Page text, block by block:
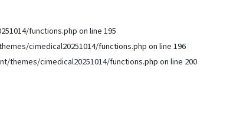
functions.php on line 195
cimedical20251014/functions.php on line 196
themes/cimedical20251014/functions.php on line 200